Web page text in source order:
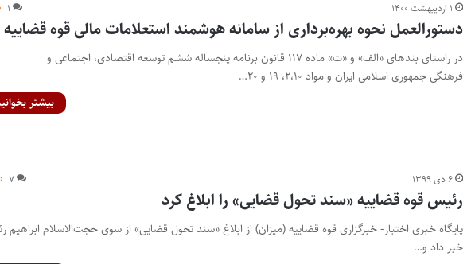
۱ اردیبهشت ۱۴۰۰ ۱
دستورالعمل نحوه بهره‌‌برداری از سامانه هوشمند استعلامات مالی قوه قضاییه
در راستای بندهای «الف» و «ت» ماده ۱۱۷ قانون برنامه پنجساله ششم توسعه اقتصادی، اجتماعی و
فرهنگی جمهوری اسلامی ایران و مواد ۲،۱۰، ۱۹ و ۲۰…
بیشتر
۶ دی ۱۳۹۹ ۷
رئیس قوه قضاییه «سند تحول قضایی» را ابلاغ کرد
پایگاه خبری اختبار- خبرگزاری قوه قضاییه (میزان) از ابلاغ «سند تحول قضایی» از سوی حجت‌الاسلام ابراهیم
خبر داد و…